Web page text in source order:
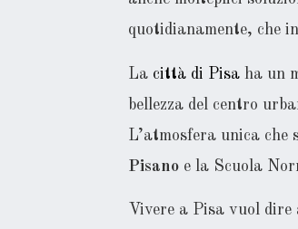
quotidianamente, che
La città di Pisaha un
bellezza del centro
L’atmosfera unica
Pisanoe la Scuola
Vivere a Pisa vuol